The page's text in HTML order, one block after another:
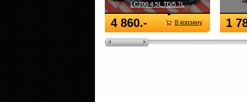
LC200 4.5L TD/5.7L
4 860.- В корзину 1